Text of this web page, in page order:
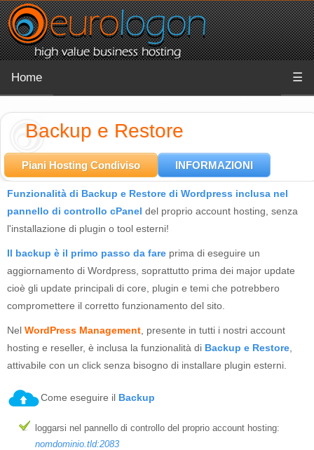
Home ☰
Backup e Restore
Piani Hosting Condiviso INFORMAZIONI
Funzionalità di Backup e Restore di Wordpress inclusa nel
pannello di controllo cPanel del proprio account hosting, senza
l'installazione di plugin o tool esterni!
Il backup è il primo passo da fare prima di eseguire un
aggiornamento di Wordpress, soprattutto prima dei major update
cioè gli update principali di core, plugin e temi che potrebbero
compromettere il corretto funzionamento del sito.
Nel WordPress Management , presente in tutti i nostri account
hosting e reseller, è inclusa la funzionalità di Backup e Restore
attivabile con un click senza bisogno di installare plugin esterni.
Come eseguire il Backup
loggarsi nel pannello di controllo del proprio account hosting:
nomdominio.tld:2083